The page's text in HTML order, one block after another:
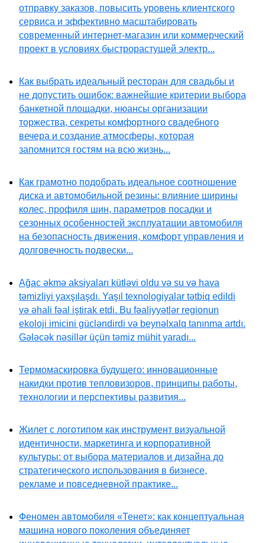
отправку заказов, повысить уровень клиентского
сервиса и эффективно масштабировать
современный интернет-магазин или коммерческий
проект в условиях быстрорастущей электр...
Как выбрать идеальный ресторан для свадьбы и
не допустить ошибок: важнейшие критерии выбора
банкетной площадки, нюансы организации
торжества, секреты комфортного свадебного
вечера и создание атмосферы, которая
запомнится гостям на всю жизнь...
Как грамотно подобрать идеальное соотношение
диска и автомобильной резины: влияние ширины
колес, профиля шин, параметров посадки и
сезонных особенностей эксплуатации автомобиля
на безопасность движения, комфорт управления и
долговечность подвески...
Ağac əkmə aksiyaları kütləvi oldu və su və hava
təmizliyi yaxşılaşdı. Yaşıl texnologiyalar tətbiq edildi
və əhali fəal iştirak etdi. Bu fəaliyyətlər regionun
ekoloji imicini gücləndirdi və beynəlxalq tanınma artdı.
Gələcək nəsillər üçün təmiz mühit yaradı...
Термомаскировка будущего: инновационные
накидки против тепловизоров, принципы работы,
технологии и перспективы развития...
Жилет с логотипом как инструмент визуальной
идентичности, маркетинга и корпоративной
культуры: от выбора материалов и дизайна до
стратегического использования в бизнесе,
рекламе и повседневной практике...
Феномен автомобиля «Тенет»: как концептуальная
машина нового поколения объединяет